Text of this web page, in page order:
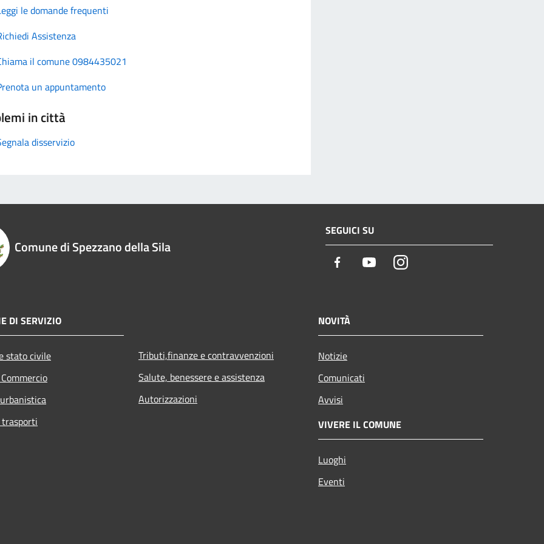
le domande frequenti
Assistenza
il comune 0984435021
un appuntamento
in città
disservizio
Comune di Spezzano della Sila
SEGUICI SU
Facebook YoutubeInstagram
DI SERVIZIO
stato civile
Tributi,finanze e contravvenzioni
Salute, benessere e assistenza
Autorizzazioni
NOVITÀ
Notizie
Comunicati
Avvisi
VIVERE IL COMUNE
Luoghi
Eventi